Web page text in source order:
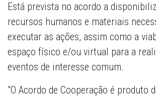
Está prevista no acordo a
recursos humanos e materiais
executar as ações, assim como a
espaço físico e/ou virtual para a
eventos de interesse comum.
"O Acordo de Cooperação é produto